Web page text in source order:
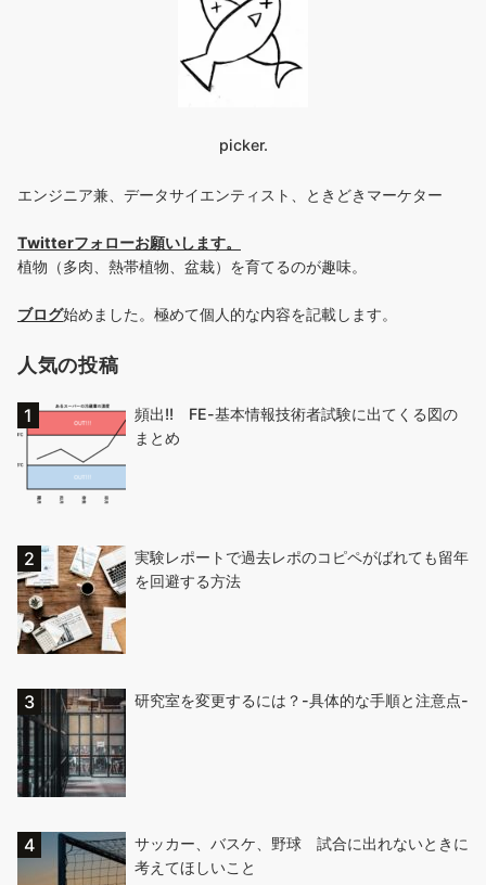
picker.
エンジニア兼、データサイエンティスト、ときどきマーケター
Twitterフォローお願いします。
植物（多肉、熱帯植物、盆栽）を育てるのが趣味。
ブログ始めました。極めて個人的な内容を記載します。
人気の投稿
頻出!! FE-基本情報技術者試験に出てくる図の
まとめ
実験レポートで過去レポのコピペがばれても留年
を回避する方法
研究室を変更するには？-具体的な手順と注意点-
サッカー、バスケ、野球 試合に出れないときに
考えてほしいこと